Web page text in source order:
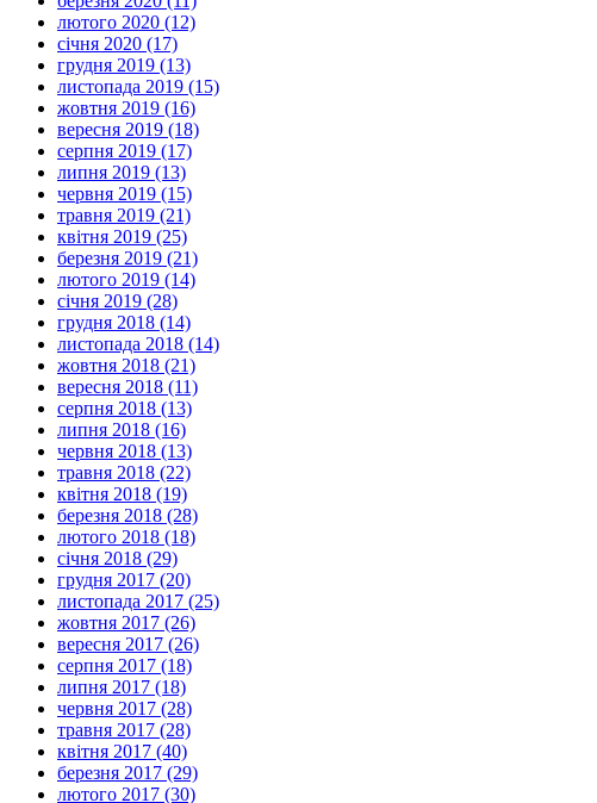
лютого 2020 (12)
січня 2020 (17)
грудня 2019 (13)
листопада 2019 (15)
жовтня 2019 (16)
вересня 2019 (18)
серпня 2019 (17)
липня 2019 (13)
червня 2019 (15)
травня 2019 (21)
квітня 2019 (25)
березня 2019 (21)
лютого 2019 (14)
січня 2019 (28)
грудня 2018 (14)
листопада 2018 (14)
жовтня 2018 (21)
вересня 2018 (11)
серпня 2018 (13)
липня 2018 (16)
червня 2018 (13)
травня 2018 (22)
квітня 2018 (19)
березня 2018 (28)
лютого 2018 (18)
січня 2018 (29)
грудня 2017 (20)
листопада 2017 (25)
жовтня 2017 (26)
вересня 2017 (26)
серпня 2017 (18)
липня 2017 (18)
червня 2017 (28)
травня 2017 (28)
квітня 2017 (40)
березня 2017 (29)
лютого 2017 (30)